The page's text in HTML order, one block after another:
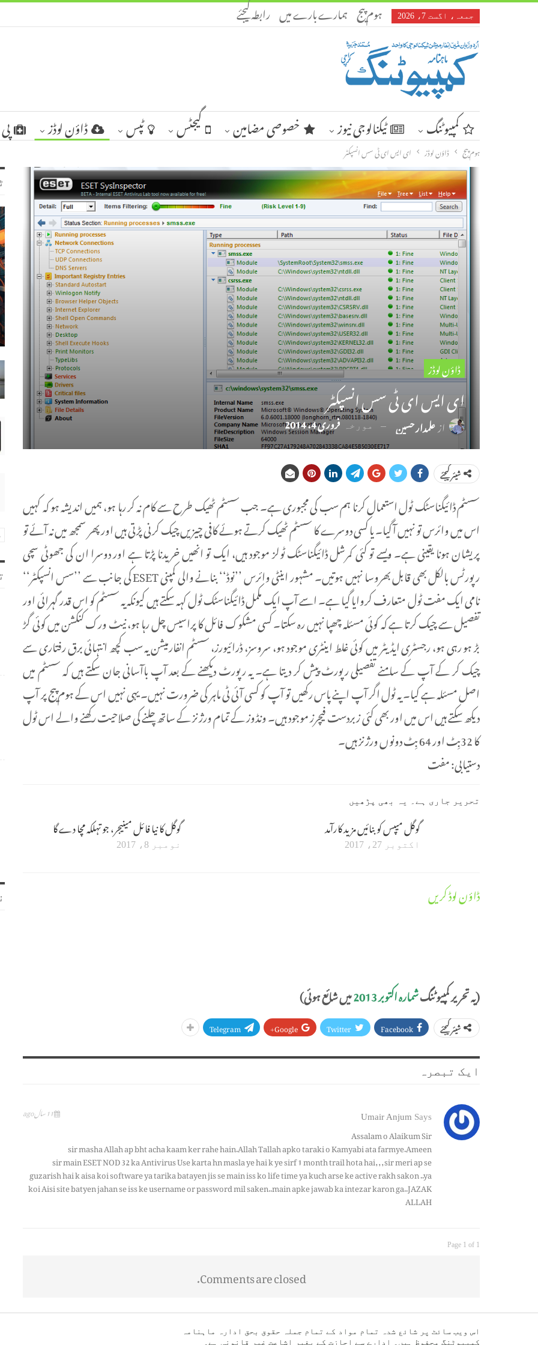
جمعہ، اگست 7، 2026 ہوم پیج ہمارے بارے میں رابطہ کیجئے
کمپیوٹنگ ٹیکنالوجی نیوز خصوصی مضامین گیجٹس ٹپس ڈاؤن لوڈز
ہوم پیج ڈاؤن لوڈز ای ایس ای ٹی سس انسپکٹر
ڈاؤن لوڈز
ای ایس ای ٹی سس انسپکٹر
ازعلمدار حسین مورخہ فروری 4، 2014
شیئر کیجئے
سسٹم ڈائیگناسٹک ٹول استعمال کرنا ہم سب کی مجبوری ہے۔ جب سسٹم ٹھیک طرح سے کام نہ کر رہا ہو، ہمیں اندیشہ ہو کہ کہیں
اس میں وائرس تو نہیں آ گیا۔ یا کسی دوسرے کا سسٹم ٹھیک کرتے ہوئے کافی چیزیں چیک کرنی پڑتی ہیں اور پھر سمجھ میں نہ آئے تو
پریشان ہونا یقینی ہے۔ ویسے تو کئی کمرشل ڈائیگناسٹک ٹولز موجود ہیں، ایک تو انھیں خریدنا پڑتا ہے اور دوسرا ان کی جھوٹی سچی
رپورٹس بالکل بھی قابل بھروسا نہیں ہوتیں۔ مشہور اینٹی وائرس ’’نوڈ‘‘ بنانے والی کمپنی ESET کی جانب سے ’’سس انسپکٹر‘‘
نامی ایک مفت ٹول متعارف کروایا گیا ہے۔ اسے آپ ایک مکمل ڈائیگناسٹک ٹول کہہ سکتے ہیں کیونکہ یہ سسٹم کو اس قدر گہرائی اور
تفصیل سے چیک کرتا ہے کہ کوئی مسئلہ چھپا نہیں رہ سکتا۔ کسی مشکوک فائل کا پراسیس چل رہا ہو، نیٹ ورک کنکشن میں کوئی گڑ
بڑ ہو رہی ہو، رجسٹری ایڈیٹر میں کوئی غلط اینٹری موجود ہو، سروسز، ڈرائیورز، سسٹم انفارمیشن یہ سب کچھ انتہائی برق رفتاری سے
چیک کر کے آپ کے سامنے تفصیلی رپورٹ پیش کر دیتا ہے۔ یہ رپورٹ دیکھنے کے بعد آپ باآسانی جان سکتے ہیں کہ سسٹم میں
اصل مسئلہ ہے کیا۔ یہ ٹول اگر آپ اپنے پاس رکھیں تو آپ کو کسی آئی ٹی ماہر کی ضرورت نہیں۔ یہی نہیں اس کے ہوم پیج پر آپ
دیکھ سکتے ہیں اس میں اور بھی کئی زبردست فیچرز موجود ہیں۔ ونڈوز کے تمام ورژنز کے ساتھ چلنے کی صلاحیت رکھنے والے اس ٹول
کا 32بِٹ اور 64 بِٹ دونوں ورژنز ہیں۔
دستیابی: مفت
تحریر جاری ہے۔ یہ بھی پڑھیں
گوگل میپس کو بنائیں مزید کارآمد
اکتوبر 27، 2017
گوگل کا نیا فائل مینیجر، جو تہلکہ مچا دے گا
نومبر 8، 2017
ڈاؤن لوڈ کریں
(یہ تحریر کمپیوٹنگشمارہ اکتوبر 2013 میں شائع ہوئی)
شیئر کیجئے Facebook
Twitter
Google+
Telegram
ایک تبصرہ
Umair Anjum Says 11 سال ago
Assalam o Alaikum Sir
sir masha Allah ap bht acha kaam ker rahe hain.Allah Tallah apko taraki o Kamyabi ata farmye.Ameen
sir main ESET NOD 32 ka Antivirus Use karta hn masla ye hai k ye sirf 1 month trail hota hai,,,sir meri ap se
guzarish hai k aisa koi software ya tarika batayen jis se main iss ko life time ya kuch arse ke active rakh sakon ..ya
koi Aisi site batyen jahan se iss ke username or password mil saken..main apke jawab ka intezar karon ga..JAZAK
ALLAH
Page 1 of 1
Comments are closed.
اس ویب سائٹ پر شائع شدہ تمام مواد کے تمام جملہ حقوق بحق ادارہ ماہنامہ
کمپیوٹنگ محفوظ ہیں۔ ادارے سے اجازت کے بغیر اشاعت غیر قانونی ہے۔